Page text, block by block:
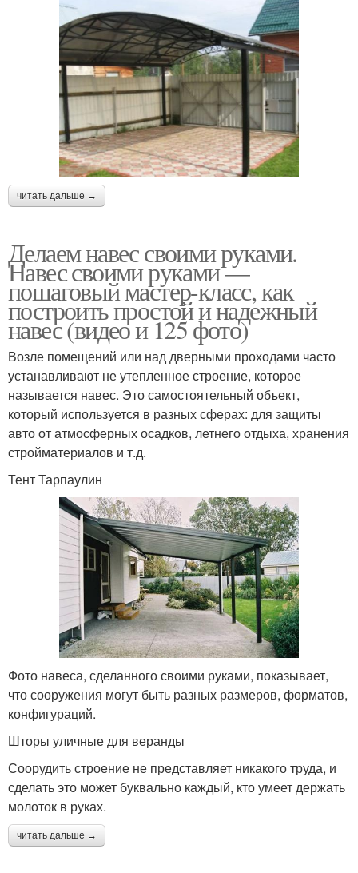
читать дальше →
Делаем навес своими руками.
Навес своими руками —
пошаговый мастер-класс, как
построить простой и надежный
навес (видео и 125 фото)
Возле помещений или над дверными проходами часто
устанавливают не утепленное строение, которое
называется навес. Это самостоятельный объект,
который используется в разных сферах: для защиты
авто от атмосферных осадков, летнего отдыха, хранения
стройматериалов и т.д.
Тент Тарпаулин
Фото навеса, сделанного своими руками, показывает,
что сооружения могут быть разных размеров, форматов,
конфигураций.
Шторы уличные для веранды
Соорудить строение не представляет никакого труда, и
сделать это может буквально каждый, кто умеет держать
молоток в руках.
читать дальше →